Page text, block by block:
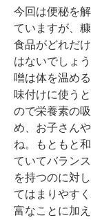
今回は便秘を
ていますが、
食品がどれだ
はないでしょ
噌は体を温め
味付けに使う
ので栄養素の
め、お子さん
ね。もともと
ていてバラン
を持つのに対
てはまりやす
富なことに加